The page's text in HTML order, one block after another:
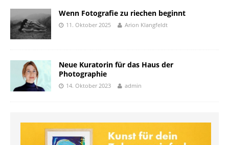
Wenn Fotografie zu riechen beginnt
11. Oktober 2025 Arion Klangfeldt
Neue Kuratorin für das Haus der
Photographie
14. Oktober 2023 admin